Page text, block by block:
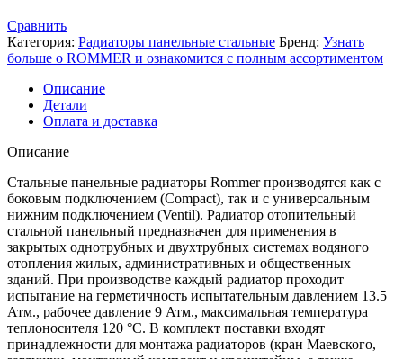
Сравнить
Категория: Радиаторы панельные стальные Бренд: Узнать
больше о ROMMER и ознакомится с полным ассортиментом
Описание
Детали
Оплата и доставка
Описание
Стальные панельные радиаторы Rommer производятся как с
боковым подключением (Compact), так и с универсальным
нижним подключением (Ventil). Радиатор отопительный
стальной панельный предназначен для применения в
закрытых однотрубных и двухтрубных системах водяного
отопления жилых, административных и общественных
зданий. При производстве каждый радиатор проходит
испытание на герметичность испытательным давлением 13.5
Атм., рабочее давление 9 Атм., максимальная температура
теплоносителя 120 °С. В комплект поставки входят
принадлежности для монтажа радиаторов (кран Маевского,